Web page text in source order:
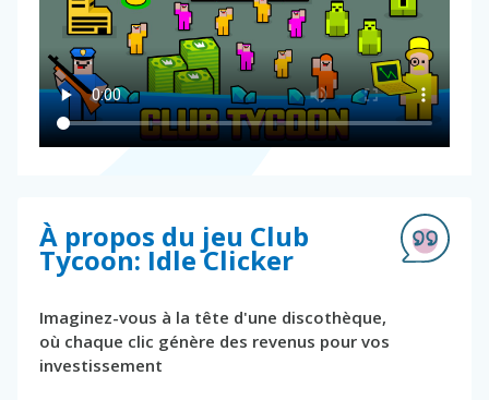
À propos du jeu Club
Tycoon: Idle Clicker
Imaginez-vous à la tête d'une discothèque,
où chaque clic génère des revenus pour vos
investissement